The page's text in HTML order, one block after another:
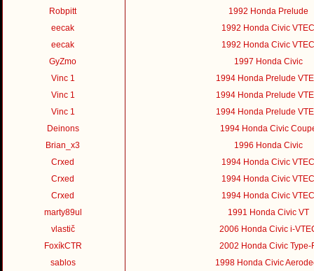
Robpitt
1992 Honda Prelude
eecak
1992 Honda Civic VTEC
eecak
1992 Honda Civic VTEC
GyZmo
1997 Honda Civic
Vinc 1
1994 Honda Prelude
Vinc 1
1994 Honda Prelude
Vinc 1
1994 Honda Prelude
Deinons
1994 Honda Civic
Brian_x3
1996 Honda Civic
Crxed
1994 Honda Civic VTEC
Crxed
1994 Honda Civic VTEC
Crxed
1994 Honda Civic VTEC
marty89ul
1991 Honda Civic VT
vlastič
2006 Honda Civic i-
FoxíkCTR
2002 Honda Civic Type-
sablos
1998 Honda Civic